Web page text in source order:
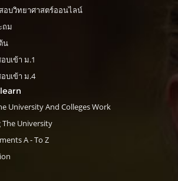
อบวิทยาศาสตร์ออนไลน์
ถม
น
บเข้า ม.1
บเข้า ม.4
University And Colleges Work
The University
A - To Z